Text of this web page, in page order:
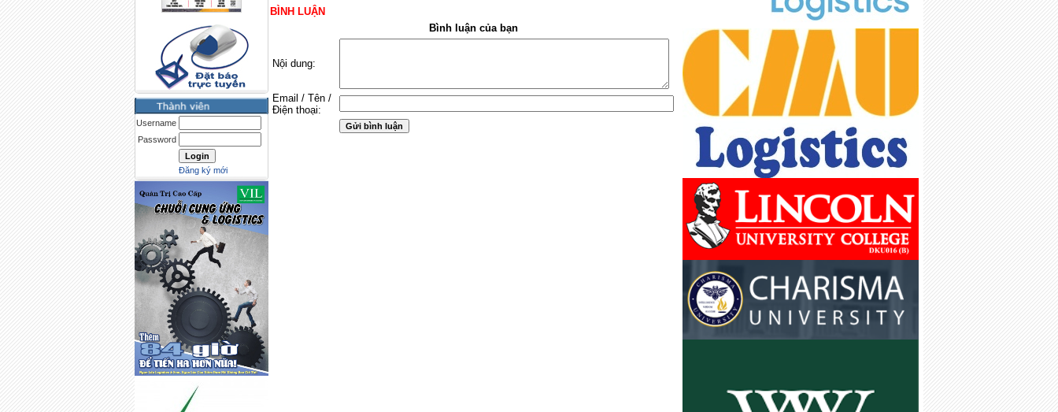
Username
Password
Đăng ký mới
BÌNH LUẬN
Bình luận của bạn
Nội dung:
Email / Tên /
Điện thoại: